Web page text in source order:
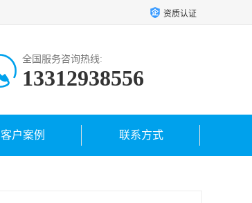
资质认证
全国服务咨询热线:
13312938556
客户案例 联系方式